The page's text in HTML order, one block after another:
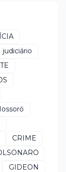
judiciário
CRIME
GIDEON